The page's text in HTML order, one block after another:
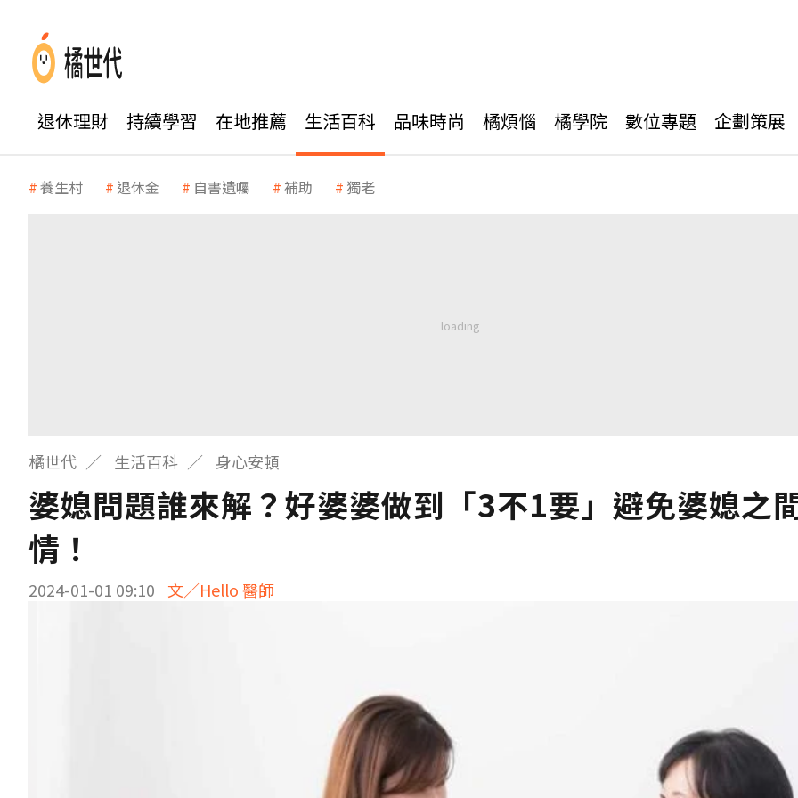
退休理財 持續學習 在地推薦 生活百科 品味時尚 橘煩惱 橘學院 數位專題 企劃策展
養生村 退休金 自書遺囑 補助 獨老
橘世代 生活百科 身心安頓
婆媳問題誰來解？好婆婆做到「3不1要」避免婆媳之
情！
2024-01-01 09:10 文／Hello 醫師